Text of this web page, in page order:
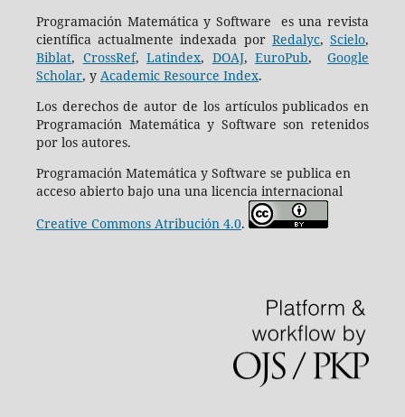
Programación Matemática y Software es una revista
científica actualmente indexada por Redalyc,Scielo,
Biblat, CrossRef,Latindex, DOAJ,EuroPub,Google
Scholar, y Academic Resource Index.
Los derechos de autor de los artículos publicados en
Programación Matemática y Software son retenidos
por los autores.
Programación Matemática y Software se publica en
acceso abierto bajo una una licencia internacional
Creative Commons Atribución 4.0.